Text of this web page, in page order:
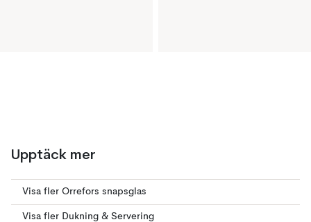
Upptäck mer
Visa fler Orrefors snapsglas
Visa fler Dukning & Servering